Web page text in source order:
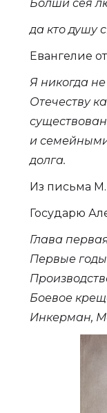
Болши сея
да кто душу
Евангелие
Я никогда
Отечеству
и
долга.
Из письма
Государю
Глава
Первые годы
Боевое
Инкерман,